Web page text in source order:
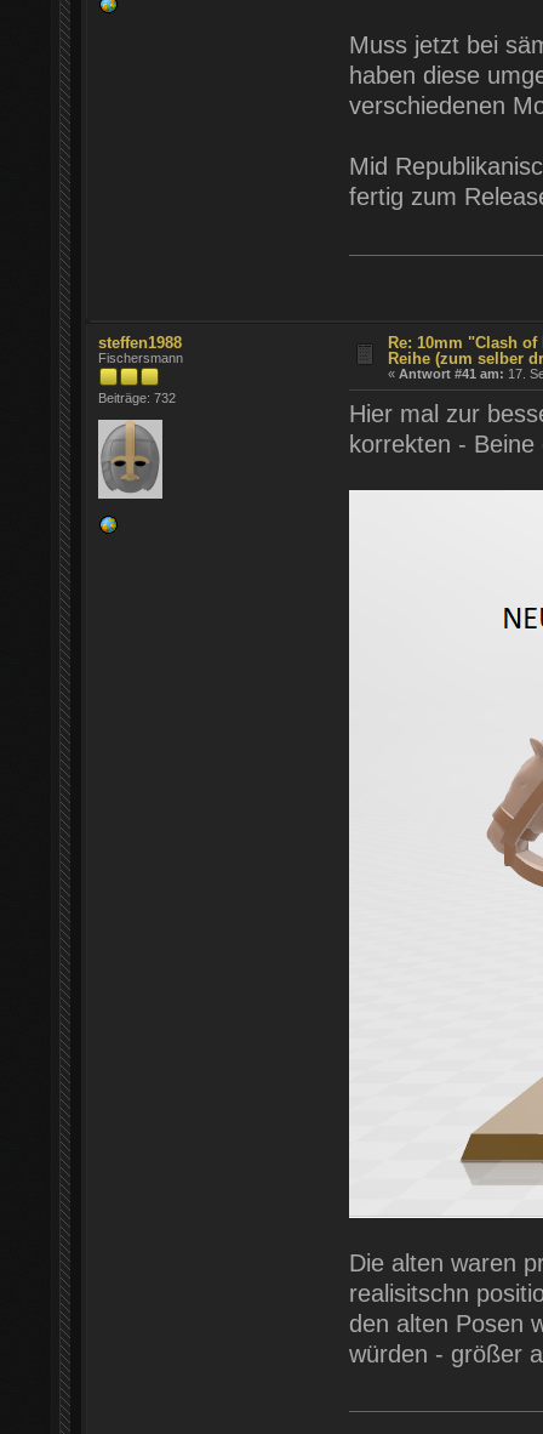
Muss jetzt bei
haben diese
verschiedenen
Mid
fertig zum
steffen1988
Fischersmann
Beiträge: 732
Re: 10mm "Clash
Reihe (zum selber
«Antwort #41 am: 17.
Hier mal zur
korrekten - Beine
Die alten waren
realisitschn
den alten Posen
würden - größer